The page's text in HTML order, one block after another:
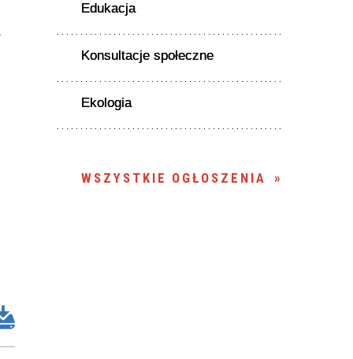
Edukacja
Konsultacje społeczne
Ekologia
WSZYSTKIE OGŁOSZENIA